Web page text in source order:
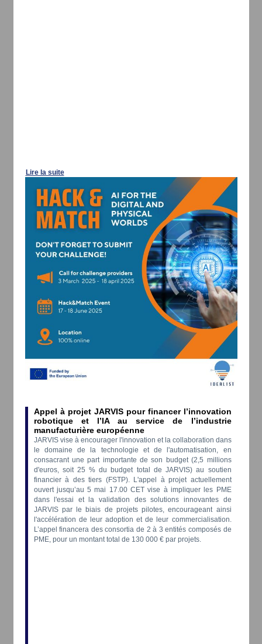
Lire la suite
Appel à projet JARVIS pour financer l’innovation
robotique et l’IA au service de l’industrie
manufacturière européenne
JARVIS vise à encourager l'innovation et la collaboration dans
le domaine de la technologie et de l'automatisation, en
consacrant une part importante de son budget (2,5 millions
d'euros, soit 25 % du budget total de JARVIS) au soutien
financier à des tiers (FSTP). L'appel à projet actuellement
ouvert jusqu’au 5 mai 17.00 CET vise à impliquer les PME
dans l'essai et la validation des solutions innovantes de
JARVIS par le biais de projets pilotes, encourageant ainsi
l'accélération de leur adoption et de leur commercialisation.
L’appel financera des consortia de 2 à 3 entités composés de
PME, pour un montant total de 130 000 € par projets.